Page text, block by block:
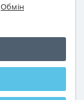
Обмін